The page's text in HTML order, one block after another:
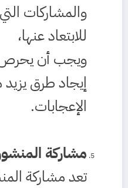
والمشاركات
للابتعاد عنها،
ويجب أن
إيجاد طرق
الإعجابات.
مشاركة
تعد مشاركة